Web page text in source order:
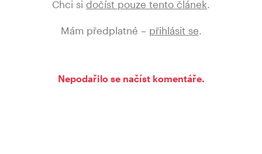
Chci si dočíst pouze tento článek
Mám předplatné – přihlásit se
Nepodařilo se načíst komentáře.